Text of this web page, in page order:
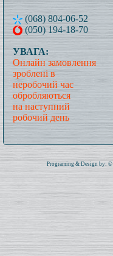
(068) 804-06-52
(050) 194-18-70
УВАГА:
Онлайн замовлення
зроблені в
неробочий час
обробляються
на наступний
робочий день
Programing & Design by: ©